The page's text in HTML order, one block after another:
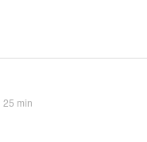
25 min